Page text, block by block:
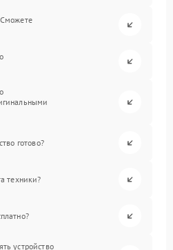
готово?
техники?
устройство